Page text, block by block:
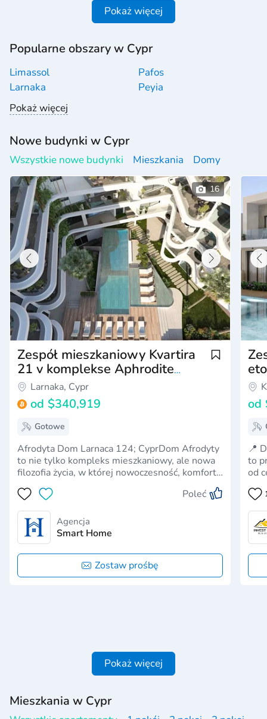
Pokaż więcej
Popularne obszary w Cypr
Limassol
Pafos
Larnaka
Peyia
Pokaż więcej
Nowe budynki w Cypr
Wszystkie nowe budynki Mieszkania Domy
Zespół mieszkaniowy Kvartira
21 v komplekse Aphrodite
House Larnaka Kipr
Larnaka, Cypr
od $340,919
Gotowe
Afrodyta Dom Larnaca 124; CyprDom Afrodyty
to nie tylko kompleks mieszkaniowy, ale nowa
filozofia życia, w której nowoczesność, komfort i
prywatność tworzą unikalną przestrzeń dla tych,
którzy cenią styl, innowacyjność i jakość.Projekt
obiecuje stać się nowym klejnotem Larnaki i
jednym z naj…
Poleć
Agencja
Smart Home
Zostaw prośbę
od
📍
to
od
Pokaż więcej
Mieszkania w Cypr